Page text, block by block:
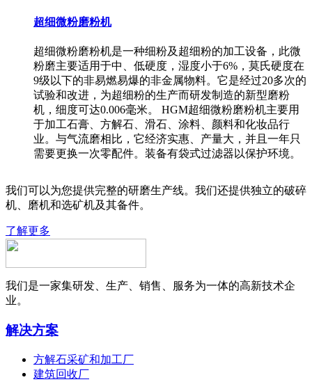
超细微粉磨粉机
超细微粉磨粉机是一种细粉及超细粉的加工设备，此微
粉磨主要适用于中、低硬度，湿度小于6%，莫氏硬度在
9级以下的非易燃易爆的非金属物料。它是经过20多次的
试验和改进，为超细粉的生产而研发制造的新型磨粉
机，细度可达0.006毫米。 HGM超细微粉磨粉机主要用
于加工石膏、方解石、滑石、涂料、颜料和化妆品行
业。与气流磨相比，它经济实惠、产量大，并且一年只
需要更换一次零配件。装备有袋式过滤器以保护环境。
我们可以为您提供完整的研磨生产线。我们还提供独立的破碎
机、磨机和选矿机及其备件。
了解更多
我们是一家集研发、生产、销售、服务为一体的高新技术企
业。
解决方案
方解石采矿和加工厂
建筑回收厂